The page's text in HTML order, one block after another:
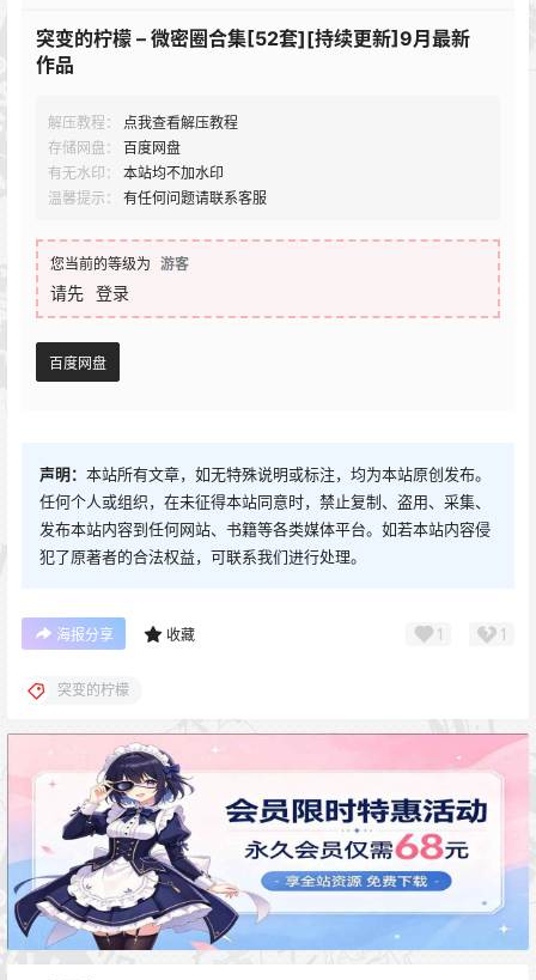
突变的柠檬 – 微密圈合集[52套][持续更新]9月最新
作品
解压教程：
点我查看解压教程
存储网盘：
百度网盘
有无水印：
本站均不加水印
温馨提示：
有任何问题请联系客服
您当前的等级为 游客
请先 登录
百度网盘
声明： 本站所有文章，如无特殊说明或标注，均为本站原创发布。
任何个人或组织，在未征得本站同意时，禁止复制、盗用、采集、
发布本站内容到任何网站、书籍等各类媒体平台。如若本站内容侵
犯了原著者的合法权益，可联系我们进行处理。
海报分享 收藏 1 1
突变的柠檬